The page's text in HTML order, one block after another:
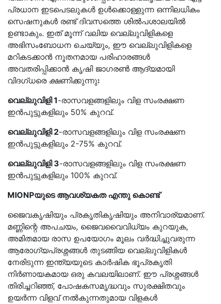
പ്രധാന ഇടപെടലുകൾ ഉൾക്കൊള്ളുന്ന ഒന്നിലധികം
സെഷനുകൾ രണ്ട് ദിവസത്തെ ശിൽപശാലയിൽ
ഉണ്ടാകും. ഇത് മൂന്ന് വലിയ വെല്ലുവിളികളെ
അഭിസംബോധന ചെയ്യും, ഈ വെല്ലുവിളികളെ
മറികടക്കാൻ നൂതനമായ പരിഹാരങ്ങൾ
അവതരിപ്പിക്കാൻ കൃഷി ജാഗരൺ ആദ്യമായി
വിദഗ്ധരെ ക്ഷണിക്കുന്നുഃ
വെല്ലുവിളി 1-രാസവളങ്ങളിലും വിള സംരക്ഷണ
ഇൻപുട്ടുകളിലും 50% കുറവ്.
വെല്ലുവിളി 2-രാസവളങ്ങളിലും വിള സംരക്ഷണ
ഇൻപുട്ടുകളിലും 2-75% കുറവ്.
വെല്ലുവിളി 3-രാസവളങ്ങളിലും വിള സംരക്ഷണ
ഇൻപുട്ടുകളിലും 100% കുറവ്.
MIONPയുടെ ആവശ്യകത എന്തു കൊണ്ട്
ജൈവകൃഷിയും പ്രകൃതികൃഷിയും അനിവാര്യമാണ്.
മണ്ണിന്റെ അപചയം, ജൈവവൈവിധ്യം കുറയുക,
അമിതമായ രാസ ഉപയോഗം മൂലം വർദ്ധിച്ചുവരുന്ന
ആരോഗ്യപ്രശ്നങ്ങൾ തുടങ്ങിയ വെല്ലുവിളികൾ
നേരിടുന്ന ഇന്ത്യയുടെ കാർഷിക ഭൂപ്രകൃതി
നിർണായകമായ ഒരു കവലയിലാണ്. ഈ പ്രശ്നങ്ങൾ
തിരിച്ചറിഞ്ഞ്, പോഷകസമൃദ്ധവും സുരക്ഷിതവും
ഉയർന്ന വിളവ് നൽകുന്നതുമായ വിളകൾ